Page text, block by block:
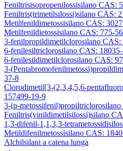
Feniltrisisopropenilossisilano CAS:
Feniltris(trimetilsilossi)silano CAS:
Metilfenildimetossisilano CAS:
Metilfenildietossisilano CAS: 775-
3-fenilpropildimetilclorosilano CAS:
6-fenilesiltriclorosilano CAS: 18035-
6-fenilesildimetilclorosilano CAS:
3-
37-8
Clorodimetil[3-(2,3,4,5,6-
157499-19-9
3-(p-
Feniltris(vinildimetilsilossi)silano
1,3-difenil-1,1,3,3-
Metildifenilmetossisilano CAS:
Alchilsilani a catena lunga